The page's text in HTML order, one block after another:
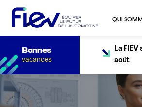
QUI
Bonnes
vacances
La
août